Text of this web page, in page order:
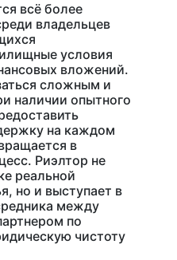
всё более
владельцев
условия
вложений.
сложным и
наличии опытного
на каждом
в
Риэлтор не
реальной
но и выступает в
между
по
чистоту